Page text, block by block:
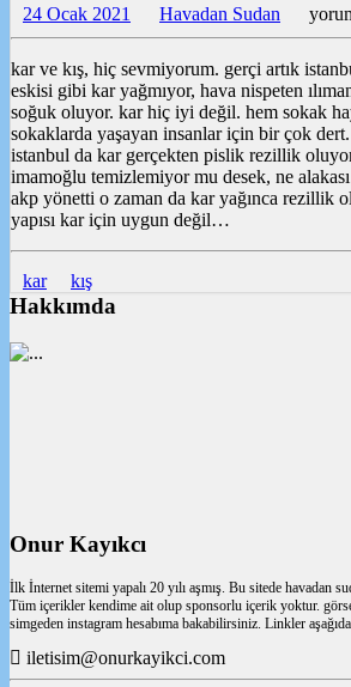
24 Ocak 2021 Havadan Sudan
Kar
kış
kar ve kış, hiç sevmiyorum. gerçi artık
eskisi gibi kar yağmıyor, hava nispeten
soğuk oluyor. kar hiç iyi değil. hem sokak
sokaklarda yaşayan insanlar için bir çok
istanbul da kar gerçekten pislik rezillik
imamoğlu temizlemiyor mu desek, ne
akp yönetti o zaman da kar yağınca rezillik
yapısı kar için uygun değil…
kar kış
Hakkımda
Onur Kayıkcı
İlk İnternet sitemi yapalı 20 yılı aşmış. Bu sitede havadan
Tüm içerikler kendime ait olup sponsorlu içerik yoktur.
simgeden instagram hesabıma bakabilirsiniz. Linkler
iletisim@onurkayikci.com